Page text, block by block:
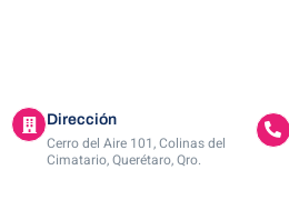
Dirección
Cerro del Aire 101, Colinas del
Cimatario, Querétaro, Qro.